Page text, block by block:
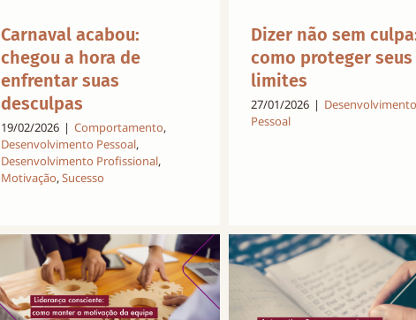
Carnaval acabou:
chegou a hora de
enfrentar suas
desculpas
19/02/2026 | Comportamento,
Desenvolvimento Pessoal,
Desenvolvimento Profissional,
Motivação,Sucesso
Dizer não sem
como proteger seus
limites
27/01/2026 | Desenvolvimento
Pessoal